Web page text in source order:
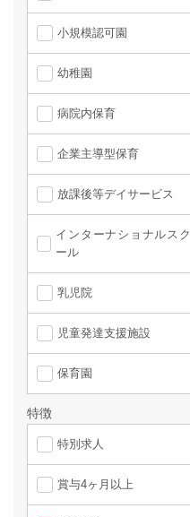
小規模認可園
幼稚園
病院内保育
企業主導型保育
放課後等デイサービス
インターナショナルスク
ール
乳児院
児童発達支援施設
保育園
特徴
特別求人
賞与4ヶ月以上